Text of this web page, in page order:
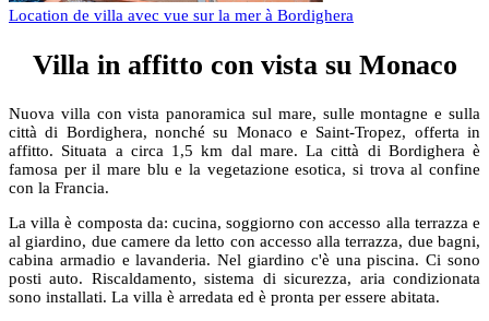
Location de villa avec vue sur la mer à Bordighera
Villa in affitto con vista su Monaco
Nuova villa con vista panoramica sul mare, sulle montagne e sulla
città di Bordighera, nonché su Monaco e Saint-Tropez, offerta in
affitto. Situata a circa 1,5 km dal mare. La città di Bordighera è
famosa per il mare blu e la vegetazione esotica, si trova al confine
con la Francia.
La villa è composta da: cucina, soggiorno con accesso alla terrazza e
al giardino, due camere da letto con accesso alla terrazza, due bagni,
cabina armadio e lavanderia. Nel giardino c'è una piscina. Ci sono
posti auto. Riscaldamento, sistema di sicurezza, aria condizionata
sono installati. La villa è arredata ed è pronta per essere abitata.